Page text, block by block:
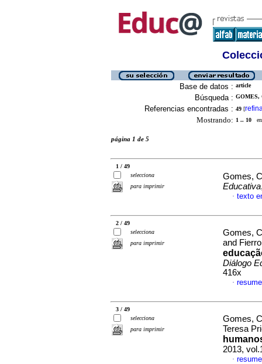
Base de datos : article
Búsqueda : GOMES,
Referencias encontradas : 49 [
Mostrando: 1 .. 10 en
página 1 de 5
1 / 49
selecciona
para imprimir
Gomes,
Educativa
· texto
2 / 49
selecciona
para imprimir
Gomes,
and
Diálogo
416x
·
3 / 49
selecciona
para imprimir
Gomes,
Teresa
2013,
·